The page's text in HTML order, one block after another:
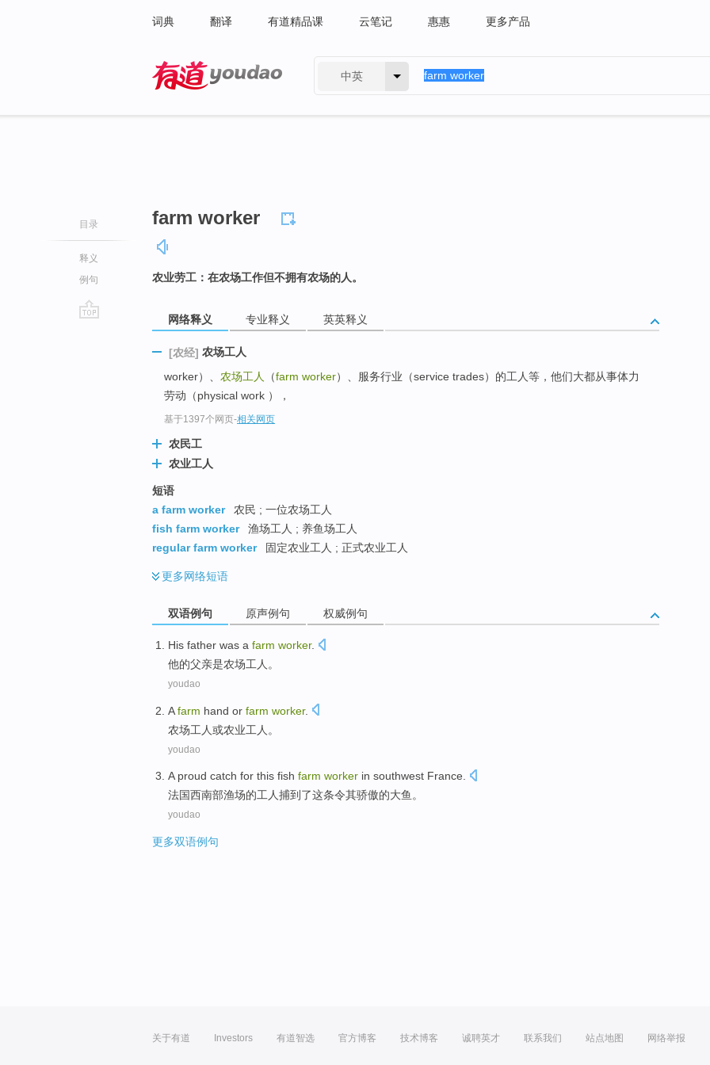
词典 翻译 有道精品课 云笔记 惠惠 更多产品
中英
目录
释义
例句
farm worker
农业劳工：在农场工作但不拥有农场的人。
网络释义 专业释义 英英释义
[农经] 农场工人
worker）、 农场工人 （farm worker）、服务行业（service trades）的工人等，他们大都从事体力
劳动（physical work ），
基于1397个网页-相关网页
农民工
农业工人
短语
a farm worker
农民 ; 一位农场工人
fish farm worker
渔场工人 ; 养鱼场工人
regular farm worker
固定农业工人 ; 正式农业工人
更多网络短语
双语例句 原声例句 权威例句
His father was a farm worker.
他的父亲是农场工人 。
youdao
Afarm hand or farm worker.
农场工人或农业工人。
youdao
Aproud catch for this fish farm worker in southwest France.
法国西南部渔场的工人捕到了这条令其骄傲的大鱼。
youdao
更多双语例句
关于有道 Investors 有道智选 官方博客 技术博客 诚聘英才 联系我们 站点地图 网络举报